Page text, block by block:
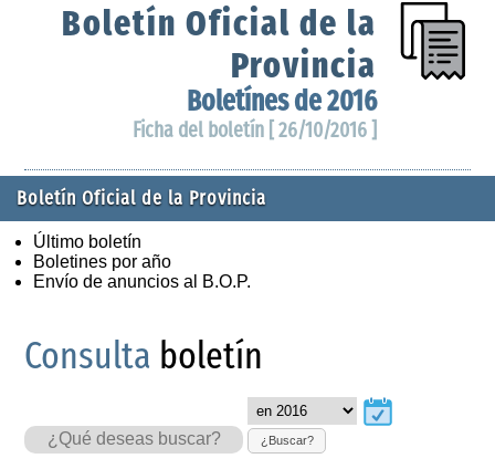
Boletín Oficial de la
Provincia
Boletínes de 2016
Ficha del boletín [ 26/10/2016 ]
Boletín Oficial de la Provincia
Último boletín
Boletines por año
Envío de anuncios al B.O.P.
Consulta boletín
¿Buscar?